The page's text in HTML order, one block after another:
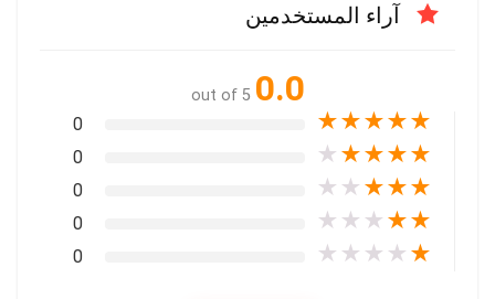
آراء المستخدمين
0.0
out of 5
★
★
★
★
★
0
★
★
★
★
★
0
★
★
★
★
★
0
★
★
★
★
★
0
★
★
★
★
★
0